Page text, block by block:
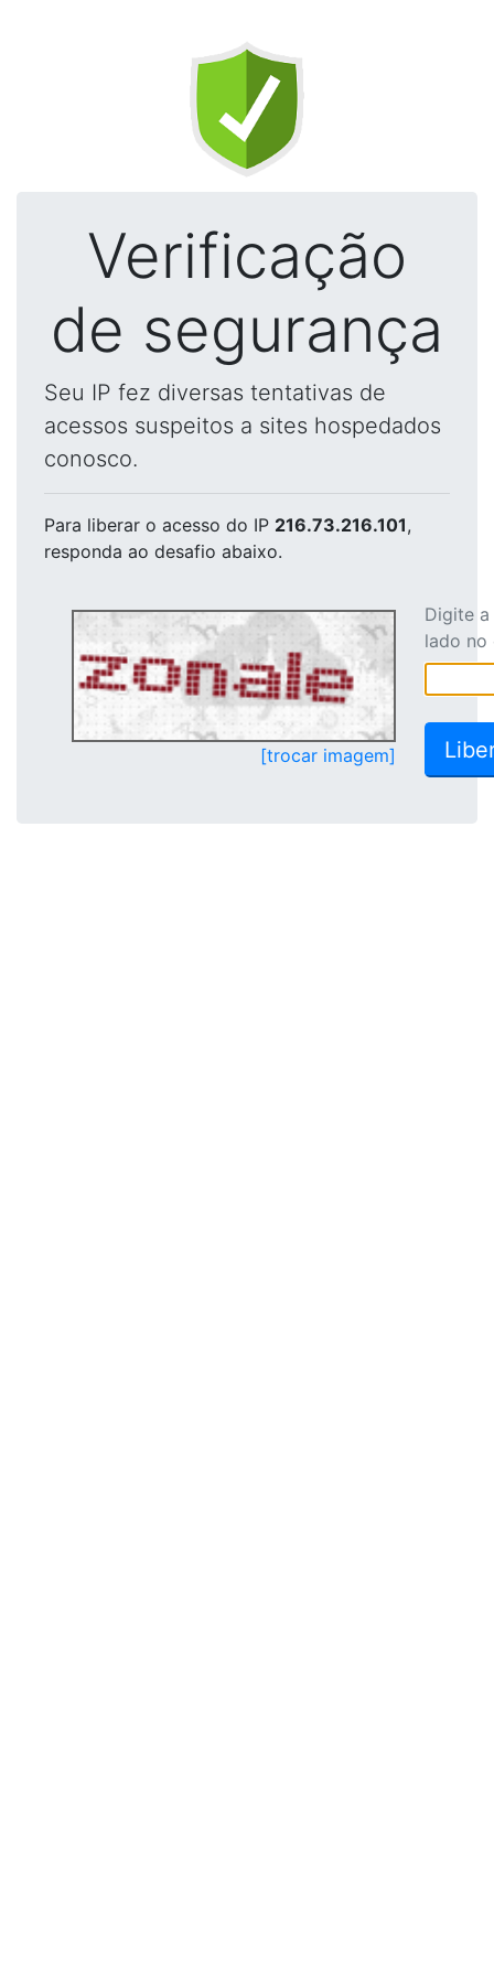
Verificação
de segurança
Seu IP fez diversas tentativas de
acessos suspeitos a sites hospedados
conosco.
Para liberar o acesso do IP 216.73.216.101,
responda ao desafio abaixo.
[trocar imagem]
Digite
lado no